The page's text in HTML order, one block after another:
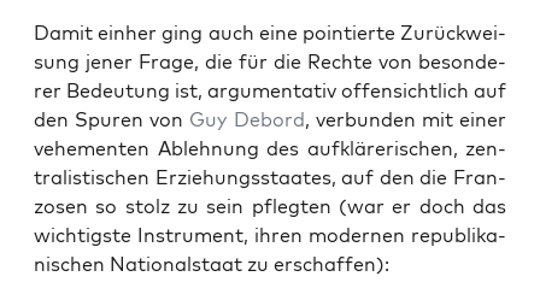
Damit ein­her ging auch eine poin­tier­te Zurück­wei­
sung jener Fra­ge, die für die Rech­te von beson­de­
rer Bedeu­tung ist, argu­men­ta­tiv offen­sicht­lich auf
den Spu­ren von Guy Debord, ver­bun­den mit einer
vehe­men­ten Ableh­nung des auf­klä­re­ri­schen, zen­
tra­lis­ti­schen Erzie­hungs­staa­tes, auf den die Fran­
zo­sen so stolz zu sein pfleg­ten (war er doch das
wich­tigs­te Instru­ment, ihren moder­nen repu­bli­ka­
ni­schen Natio­nal­staat zu erschaffen):